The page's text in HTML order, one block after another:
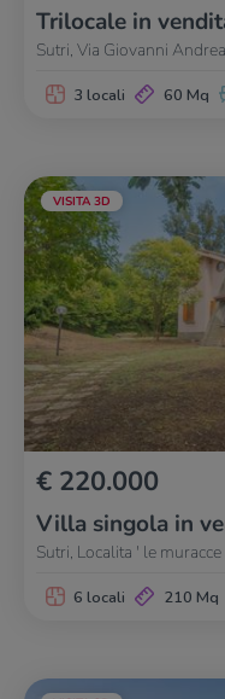
Trilocale in
Sutri, Via Giovanni
3 locali 60 Mq
VISITA 3D
€ 220.000
Villa singola in
Sutri, Localita ' le muracce
6 locali 210 Mq